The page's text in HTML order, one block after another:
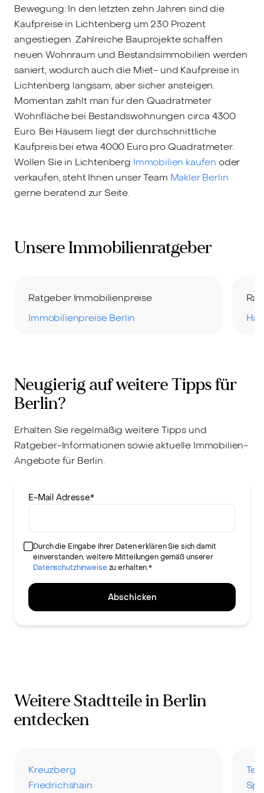
Bewegung: In den letzten zehn Jahren sind die
Kaufpreise in Lichtenberg um 230 Prozent
angestiegen. Zahlreiche Bauprojekte schaffen
neuen Wohnraum und Bestandsimmobilien werden
saniert, wodurch auch die Miet- und Kaufpreise in
Lichtenberg langsam, aber sicher ansteigen.
Momentan zahlt man für den Quadratmeter
Wohnfläche bei Bestandswohnungen circa 4300
Euro. Bei Häusern liegt der durchschnittliche
Kaufpreis bei etwa 4000 Euro pro Quadratmeter.
Wollen Sie in Lichtenberg Immobilien kaufen oder
verkaufen, steht Ihnen unser Team Makler Berlin
gerne beratend zur Seite.
Unsere Immobilienratgeber
Ratgeber Immobilienpreise
Immobilienpreise Berlin
Neugierig auf weitere Tipps für
Berlin?
Erhalten Sie regelmäßig weitere Tipps und
Ratgeber-Informationen sowie aktuelle Immobilien-
Angebote für Berlin.
E-Mail Adresse*
Durch die Eingabe Ihrer Daten erklären Sie sich damit
einverstanden, weitere Mitteilungen gemäß unserer
Datenschutzhinweise zu erhalten.*
Abschicken
Weitere Stadtteile in Berlin
entdecken
Kreuzberg
Friedrichshain